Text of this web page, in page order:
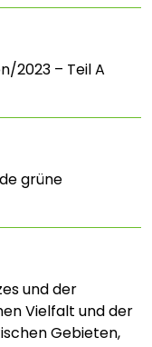
2023 – Teil A
grüne
und der
Vielfalt und der
Gebieten,